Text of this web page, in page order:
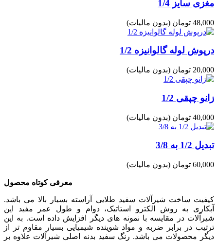
مغزی سایز 1/4
48,000 تومان (بدون مالیات)
درپوش لوله گالوانیزه 1/2
20,000 تومان (بدون مالیات)
زانو چپقی 1/2
40,000 تومان (بدون مالیات)
تبدیل 1/2 به 3/8
60,000 تومان (بدون مالیات)
معرفی کوتاه محصول
کیفیت ساخت شیرآلات سفید طلایی آراسته بسیار بالا می باشد.
آبکاری به روش الکترو استاتیک، دوام و طول عمر مفید این
شیرآلات در مقایسه با نمونه های دیگر افزایش داده است. به این
ترتیب در برابر ضربه و مواد شوینده شیمیایی بسیار مقاوم تر از
دیگر محصولات می باشد. رنگ سفید بدنه اصلی شیرآلات علاوه بر